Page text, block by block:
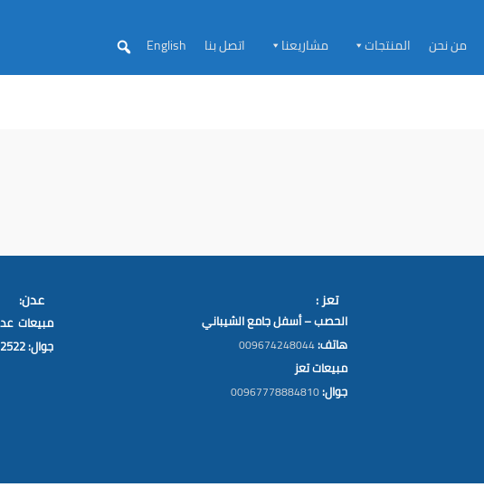
من نحن المنتجات مشاريعنا اتصل بنا English
تعز :
الحصب – أسفل جامع الشيباني
هاتف:009674248044
مبيعات تعز
جوال:00967778884810
عدن:
مبيعات
جوال: 00967776222522